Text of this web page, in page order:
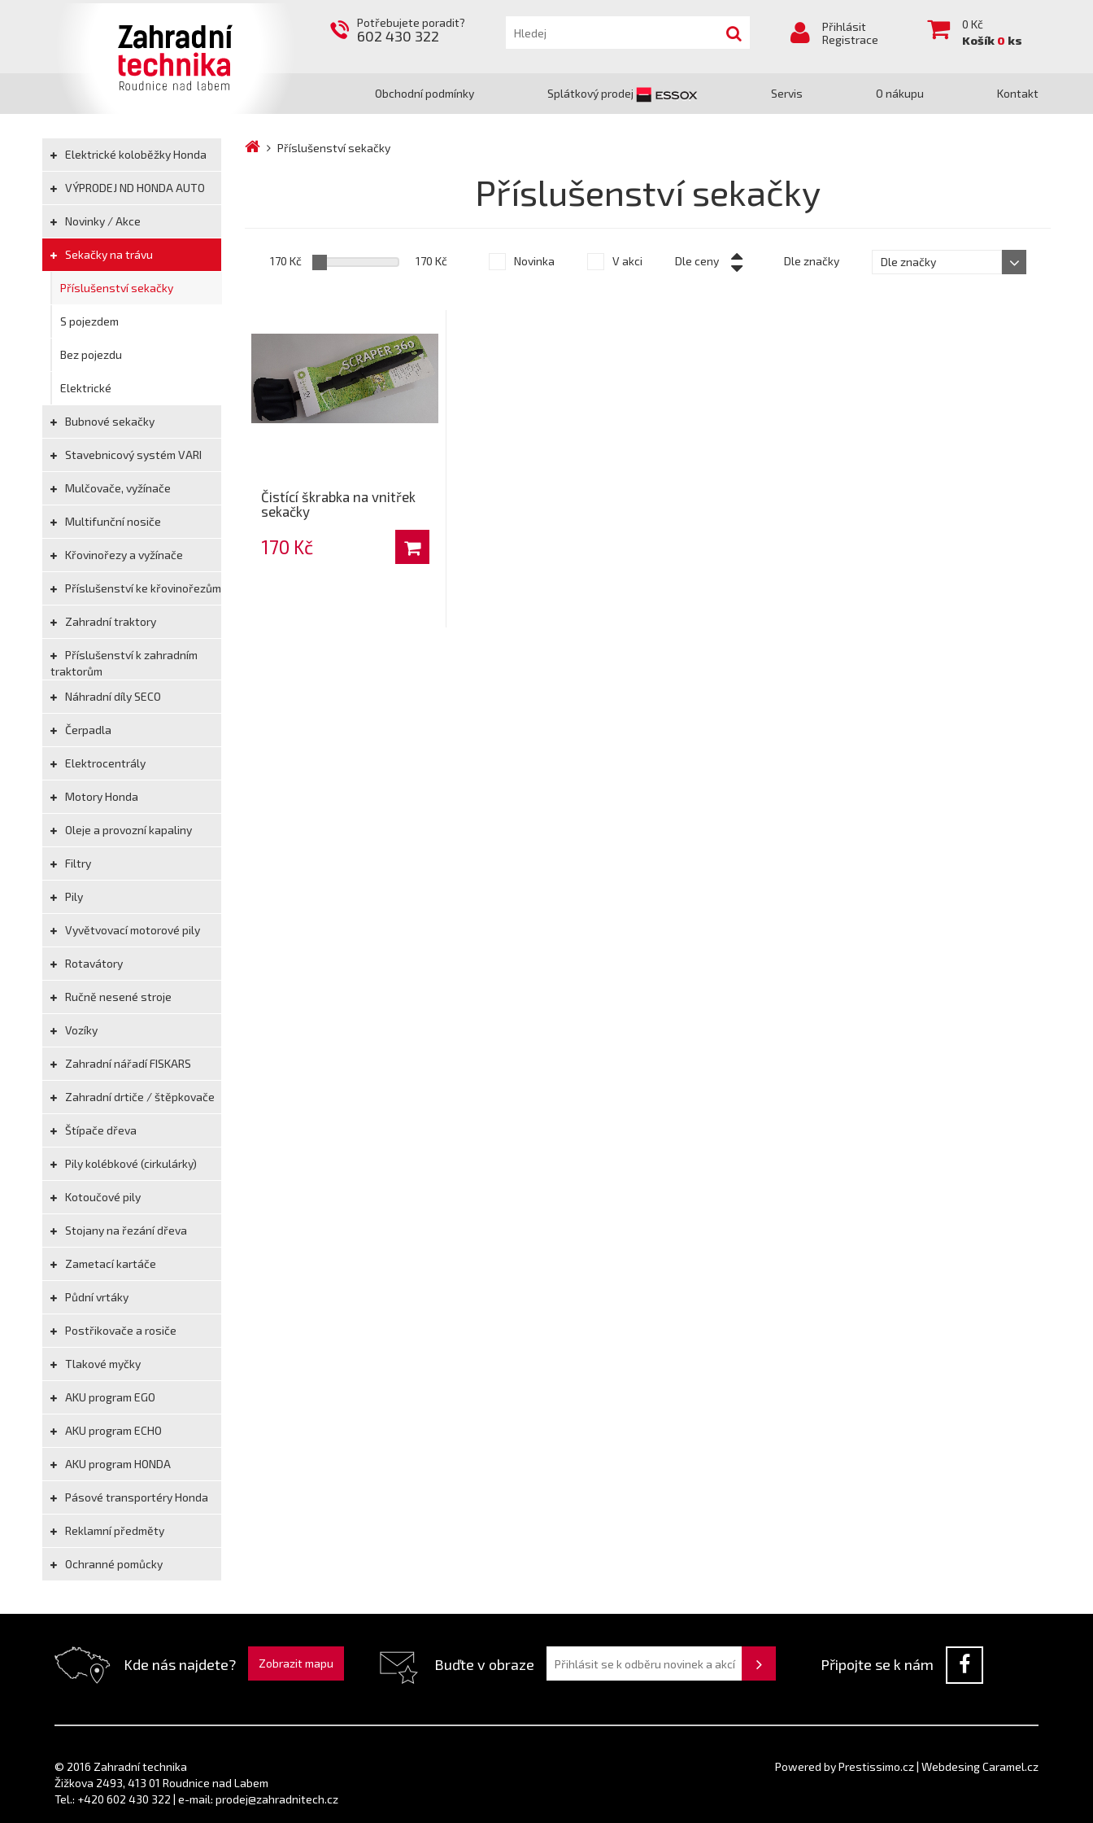
Potřebujete poradit?
602 430 322
Přihlásit
Registrace
0 Kč
Košík 0 ks
Obchodní podmínky Splátkový prodej Servis O nákupu Kontakt
Elektrické koloběžky Honda
VÝPRODEJ ND HONDA AUTO
Novinky / Akce
Sekačky na trávu
Příslušenství sekačky
S pojezdem
Bez pojezdu
Elektrické
Bubnové sekačky
Stavebnicový systém VARI
Mulčovače, vyžínače
Multifunční nosiče
Křovinořezy a vyžínače
Příslušenství ke křovinořezům
Zahradní traktory
Příslušenství k zahradním
traktorům
Náhradní díly SECO
Čerpadla
Elektrocentrály
Motory Honda
Oleje a provozní kapaliny
Filtry
Pily
Vyvětvovací motorové pily
Rotavátory
Ručně nesené stroje
Vozíky
Zahradní nářadí FISKARS
Zahradní drtiče / štěpkovače
Štípače dřeva
Pily kolébkové (cirkulárky)
Kotoučové pily
Stojany na řezání dřeva
Zametací kartáče
Půdní vrtáky
Postřikovače a rosiče
Tlakové myčky
AKU program EGO
AKU program ECHO
AKU program HONDA
Pásové transportéry Honda
Reklamní předměty
Ochranné pomůcky
Příslušenství sekačky
Příslušenství sekačky
170 Kč 170 Kč Novinka V akci Dle ceny Dle značky Dle značky
Čistící škrabka na vnitřek
sekačky
170 Kč
Kde nás najdete? Zobrazit mapu Buďte v obraze Připojte se k nám
© 2016 Zahradní technika
Žižkova 2493, 413 01 Roudnice nad Labem
Tel.: +420 602 430 322 | e-mail: prodej@zahradnitech.cz
Powered byPrestissimo.cz| Webdesing Caramel.cz